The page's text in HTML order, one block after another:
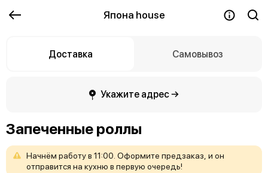
Япона house
Доставка Самовывоз
Укажите адрес →
Запеченные роллы
Начнём работув 11:00. Оформите предзаказ, и он
отправится на кухню в первую очередь!